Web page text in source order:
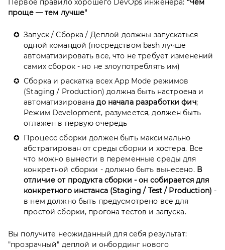
Первое правило хорошего DevOps инженера: "Чем
проще — тем лучше"
Запуск / Сборка / Деплой должны запускаться
одной командой (посредством bash лучше
автоматизировать все, что не требует изменений
самих сборок - но не злоупотреблять им)
Сборка и раскатка всех App Mode режимов
(Staging / Production) должна быть настроена и
автоматизированадо начала разработки фич;
Режим Development, разумеется, должен быть
отлажен в первую очередь
Процесс сборки должен быть максимально
абстрагирован от среды сборки и хостера. Все
что можно вынести в переменные среды для
конкретной сборки - должно быть вынесено. В
отличие от продукта сборки - он собирается для
конкретного инстанса (Staging / Test / Production) -
в нем должно быть предусмотрено все для
простой сборки, прогона тестов и запуска.
Вы получите неожиданный для себя результат:
"прозрачный" деплой и онбординг нового